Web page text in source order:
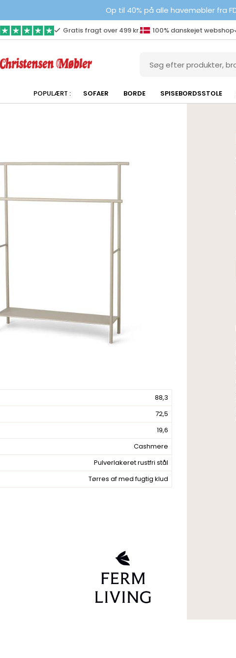
Op til 40% på alle havemøbler fra
Gratis fragt over 499 kr. 100% danskejet webshop
SOFAER BORDE SPISEBORDSSTOLE
88,3
72,5
19,6
Cashmere
Pulverlakeret rustfri stål
Tørres af med fugtig klud